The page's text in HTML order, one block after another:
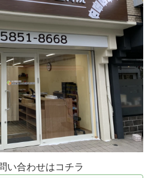
い合わせはコチラ